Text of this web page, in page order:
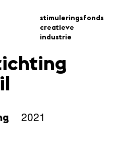
stimuleringsfonds
creatieve
industrie
2021